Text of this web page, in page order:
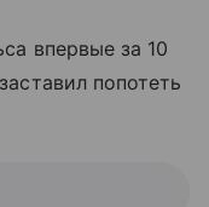
впервые за 10
попотеть